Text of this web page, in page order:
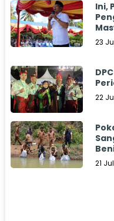
Ini,
23
22
21